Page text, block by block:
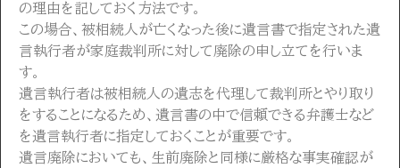
の理由を記しておく方法です。
この場合、被相続人が亡くなった後に遺言書で指定された遺
言執行者が家庭裁判所に対して廃除の申し立てを行いま
す。
遺言執行者は被相続人の遺志を代理して裁判所とやり取り
をすることになるため、遺言書の中で信頼できる弁護士など
を遺言執行者に指定しておくことが重要です。
遺言廃除においても、生前廃除と同様に厳格な事実確認が